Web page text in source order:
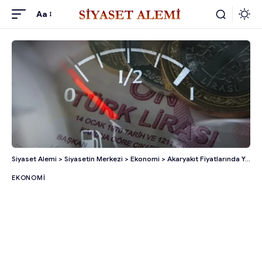
Aa
Siyaset Alemi > Siyasetin Merkezi > Ekonomi > Akaryakıt Fiyatlarında Yeni Artış: Motorin Rekor Seviyeye Ulaşıyor!
EKONOMI